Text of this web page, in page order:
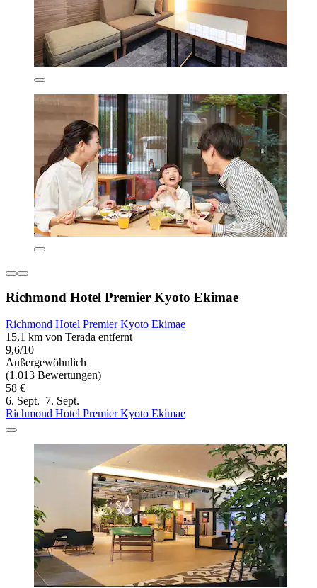
Richmond Hotel Premier Kyoto Ekimae
Richmond Hotel Premier Kyoto Ekimae
15,1 km von Terada entfernt
9,6/10
Außergewöhnlich
(1.013 Bewertungen)
58 €
6. Sept.–7. Sept.
Richmond Hotel Premier Kyoto Ekimae